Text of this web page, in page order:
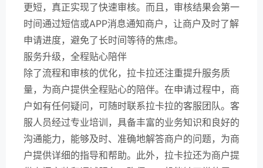
更短，真正实现了快速审核。而且，审核结果会第一
时间通过短信或APP消息通知商户，让商户及时了解
申请进度，避免了长时间等待的焦虑。
服务升级，全程贴心陪伴
除了流程和审核的优化，拉卡拉还注重提升服务质
量，为商户提供全程贴心的陪伴。在申请过程中，商
户如有任何疑问，可随时联系拉卡拉的客服团队。客
服人员经过专业培训，具备丰富的业务知识和良好的
沟通能力，能够及时、准确地解答商户的问题，为商
户提供详细的指导和帮助。此外，拉卡拉还为商户提